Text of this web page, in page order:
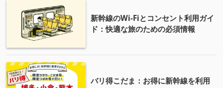
新幹線のWi-Fiとコンセント利用ガイ
ド：快適な旅のための必須情報
バリ得こだま：お得に新幹線を利用